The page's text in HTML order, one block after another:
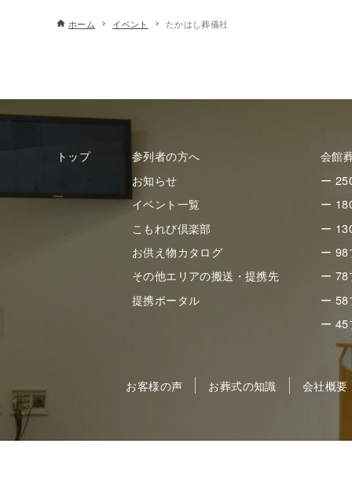
ホーム イベント たかはし葬儀社
トップ
参列者の方へ
お知らせ
イベント一覧
こもれび倶楽部
お供え物カタログ
その他エリアの搬送・提携先
提携ポータル
会館
ー
ー
ー
ー 98
ー 78
ー 58
ー 45
お客様の声 お葬式の知識 会社概要